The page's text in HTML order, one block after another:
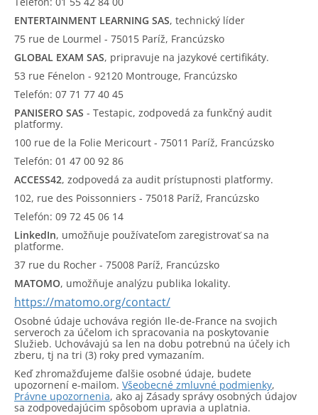
ENTERTAINMENT LEARNING SAS, technický líder
75 rue de Lourmel - 75015 Paríž, Francúzsko
GLOBAL EXAM SAS, pripravuje na jazykové certifikáty.
53 rue Fénelon - 92120 Montrouge, Francúzsko
Telefón: 07 71 77 40 45
PANISERO SAS - Testapic, zodpovedá za funkčný audit
platformy.
100 rue de la Folie Mericourt - 75011 Paríž, Francúzsko
Telefón: 01 47 00 92 86
ACCESS42, zodpovedá za audit prístupnosti platformy.
102, rue des Poissonniers - 75018 Paríž, Francúzsko
Telefón: 09 72 45 06 14
LinkedIn, umožňuje používateľom zaregistrovať sa na
platforme.
37 rue du Rocher - 75008 Paríž, Francúzsko
MATOMO, umožňuje analýzu publika lokality.
https://matomo.org/contact/
Osobné údaje uchováva región Ile-de-France na svojich
serveroch za účelom ich spracovania na poskytovanie
Služieb. Uchovávajú sa len na dobu potrebnú na účely ich
zberu, tj na tri (3) roky pred vymazaním.
Keď zhromažďujeme ďalšie osobné údaje, budete
upozornení e-mailom. Všeobecné zmluvné podmienky,
Právne upozornenia, ako aj Zásady správy osobných údajov
sa zodpovedajúcim spôsobom upravia a uplatnia.